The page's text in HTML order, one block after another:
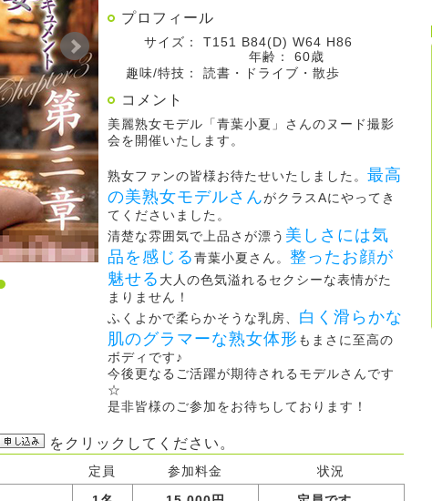
プロフィール
サイズ：
T151 B84(D) W64 H86
年齢：
60歳
趣味/特技：
読書・ドライブ・散歩
コメント
美麗熟女モデル「青葉小夏」さんのヌード撮影
会を開催いたします。
熟女ファンの皆様お待たせいたしました。 最高
の美熟女モデルさんがクラスAにやってき
てくださいました。
清楚な雰囲気で上品さが漂う 美しさには気
品を感じる青葉小夏さん。 整ったお顔が
魅せる 大人の色気溢れるセクシーな表情がた
まりません！
ふくよかで柔らかそうな乳房、 白く滑らかな
肌のグラマーな熟女体形もまさに至高の
ボディです♪
今後更なるご活躍が期待されるモデルさんです
☆
是非皆様のご参加をお待ちしております！
をクリックしてください。
定員 参加料金
状況